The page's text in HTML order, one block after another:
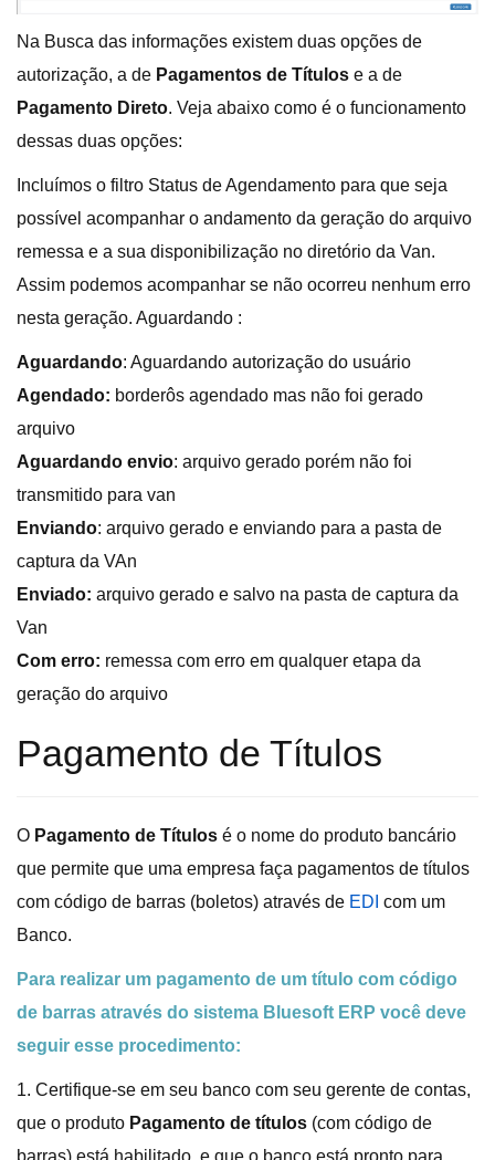
Na Busca das informações existem duas opções de
autorização, a de Pagamentos de Títulos e a de
Pagamento Direto. Veja abaixo como é o funcionamento
dessas duas opções:
Incluímos o filtro Status de Agendamento para que seja
possível acompanhar o andamento da geração do arquivo
remessa e a sua disponibilização no diretório da Van.
Assim podemos acompanhar se não ocorreu nenhum erro
nesta geração. Aguardando :
Aguardando: Aguardando autorização do usuário
Agendado: borderôs agendado mas não foi gerado
arquivo
Aguardando envio: arquivo gerado porém não foi
transmitido para van
Enviando: arquivo gerado e enviando para a pasta de
captura da VAn
Enviado: arquivo gerado e salvo na pasta de captura da
Van
Com erro: remessa com erro em qualquer etapa da
geração do arquivo
Pagamento de Títulos
O Pagamento de Títulos é o nome do produto bancário
que permite que uma empresa faça pagamentos de títulos
com código de barras (boletos) através de EDI com um
Banco.
Para realizar um pagamento de um título com código
de barras através do sistema Bluesoft ERP você deve
seguir esse procedimento:
1. Certifique-se em seu banco com seu gerente de contas,
que o produto Pagamento de títulos (com código de
barras) está habilitado, e que o banco está pronto para